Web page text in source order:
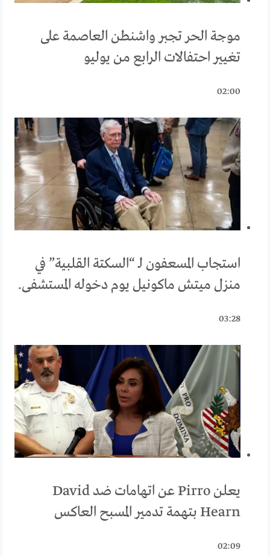
موجة الحر تجبر واشنطن العاصمة على
تغيير احتفالات الرابع من يوليو
02:00
استجاب المسعفون لـ “السكتة القلبية” في
منزل ميتش ماكونيل يوم دخوله المستشفى.
03:28
يعلن Pirro عن اتهامات ضد David
Hearn بتهمة تدمير المسبح العاكس
02:09